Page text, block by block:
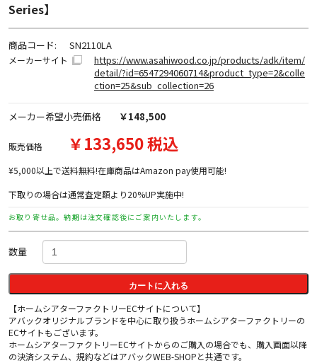
Series】
商品コード: SN2110LA
メーカーサイト
https://www.asahiwood.co.jp/products/adk/item/
detail/?id=6547294060714&product_type=2&colle
ction=25&sub_collection=26
メーカー希望小売価格 ￥148,500
販売価格 ￥133,650 税込
¥5,000以上で送料無料!在庫商品はAmazon pay使用可能!
下取りの場合は通常査定額より20%UP実施中!
お取り寄せ品。納期は注文確認後にご案内いたします。
数量
カートに入れる
【ホームシアターファクトリーECサイトについて】
アバックオリジナルブランドを中心に取り扱うホームシアターファクトリーの
ECサイトもございます。
ホームシアターファクトリーECサイトからのご購入の場合でも、購入画面以降
の決済システム、規約などはアバックWEB-SHOPと共通です。